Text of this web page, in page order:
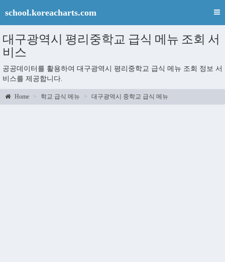
school.koreacharts.com
대구광역시 평리중학교 급식 메뉴 조회 서
비스
공공데이터를 활용하여 대구광역시 평리중학교 급식 메뉴 조회 정보 서
비스를 제공합니다.
Home 학교 급식 메뉴 대구광역시 중학교 급식 메뉴